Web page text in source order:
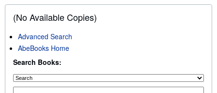
(No Available Copies)
Advanced Search
AbeBooks Home
Search Books: